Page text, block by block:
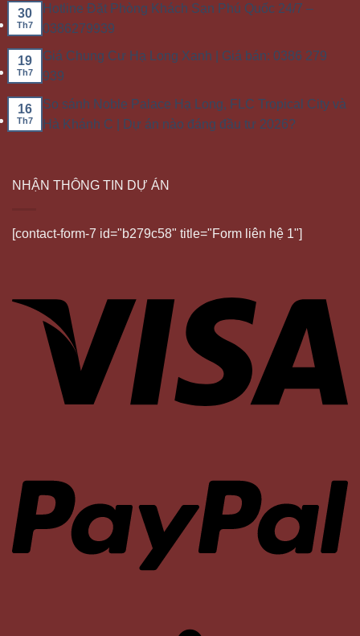
30
Th7
Hotline Đặt Phòng Khách Sạn Phú Quốc 24/7 –
0386279939
19
Th7
Giá Chung Cư Hạ Long Xanh | Giá bán: 0386 279
939
16
Th7
So sánh Noble Palace Hạ Long, FLC Tropical City và
Hà Khánh C | Dự án nào đáng đầu tư 2026?
NHẬN THÔNG TIN DỰ ÁN
[contact-form-7 id="b279c58" title="Form liên hệ 1"]